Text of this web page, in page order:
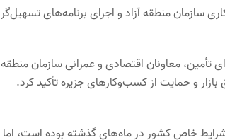
سازمان منطقه آزاد و اجرای برنامه‌های تسهیل‌گر
معاونان اقتصادی و عمرانی سازمان منطقه
و حمایت از کسب‌وکارهای جزیره تأکید کرد.
شرایط خاص کشور در ماه‌های گذشته بوده است، اما